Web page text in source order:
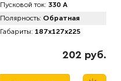
Пусковой ток: 330 А
Полярность: Обратная
Габариты: 187x127x225
202 руб.